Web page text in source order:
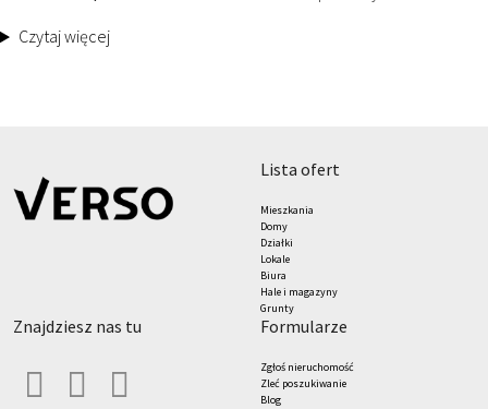
Czytaj więcej
lista ofert
Mieszkania
Domy
Działki
Lokale
Biura
Hale i magazyny
Grunty
znajdziesz nas tu formularze
Zgłoś nieruchomość
Zleć poszukiwanie
Blog